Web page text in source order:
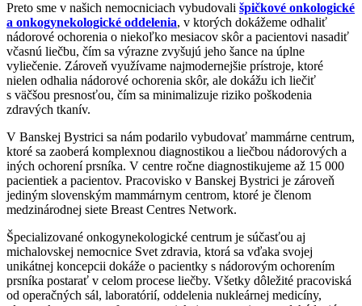
Preto sme v našich nemocniciach vybudovali špičkové onkologické
a onkogynekologické oddelenia, v ktorých dokážeme odhaliť
nádorové ochorenia o niekoľko mesiacov skôr a pacientovi nasadiť
včasnú liečbu, čím sa výrazne zvyšujú jeho šance na úplne
vyliečenie. Zároveň využívame najmodernejšie prístroje, ktoré
nielen odhalia nádorové ochorenia skôr, ale dokážu ich liečiť
s väčšou presnosťou, čím sa minimalizuje riziko poškodenia
zdravých tkanív.
V Banskej Bystrici sa nám podarilo vybudovať mammárne centrum,
ktoré sa zaoberá komplexnou diagnostikou a liečbou nádorových a
iných ochorení prsníka. V centre ročne diagnostikujeme až 15 000
pacientiek a pacientov. Pracovisko v Banskej Bystrici je zároveň
jediným slovenským mammárnym centrom, ktoré je členom
medzinárodnej siete Breast Centres Network.
Špecializované onkogynekologické centrum je súčasťou aj
michalovskej nemocnice Svet zdravia, ktorá sa vďaka svojej
unikátnej koncepcii dokáže o pacientky s nádorovým ochorením
prsníka postarať v celom procese liečby. Všetky dôležité pracoviská
od operačných sál, laboratórií, oddelenia nukleárnej medicíny,